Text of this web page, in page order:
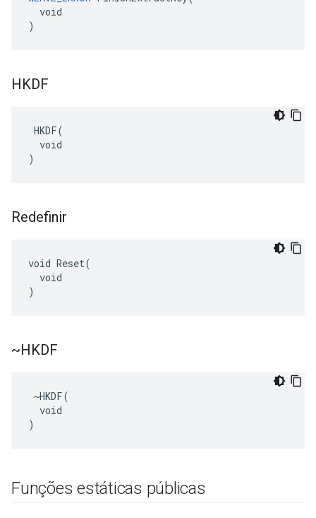
  void
)
HKDF
HKDF(
  void
)
Redefinir
void Reset(
  void
)
~HKDF
~HKDF(
  void
)
Funções estáticas públicas